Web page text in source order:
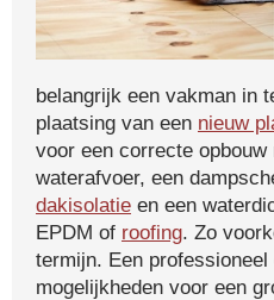
belangrijk een vakman in
plaatsing van een nieuw
voor een correcte
waterafvoer, een
dakisolatie en een
EPDM of roofing. Zo
termijn. Een
mogelijkheden voor een